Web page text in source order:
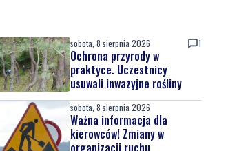
sobota, 8 sierpnia 2026 1
Ochrona przyrody w
praktyce. Uczestnicy
usuwali inwazyjne rośliny
sobota, 8 sierpnia 2026
Ważna informacja dla
kierowców! Zmiany w
organizacji ruchu